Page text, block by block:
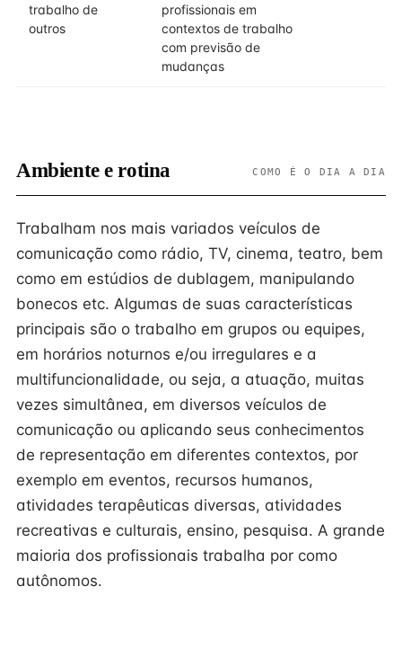
trabalho de
outros
profissionais em
contextos de trabalho
com previsão de
mudanças
Ambiente e rotina COMO É O DIA A DIA
Trabalham nos mais variados veículos de
comunicação como rádio, TV, cinema, teatro, bem
como em estúdios de dublagem, manipulando
bonecos etc. Algumas de suas características
principais são o trabalho em grupos ou equipes,
em horários noturnos e/ou irregulares e a
multifuncionalidade, ou seja, a atuação, muitas
vezes simultânea, em diversos veículos de
comunicação ou aplicando seus conhecimentos
de representação em diferentes contextos, por
exemplo em eventos, recursos humanos,
atividades terapêuticas diversas, atividades
recreativas e culturais, ensino, pesquisa. A grande
maioria dos profissionais trabalha por como
autônomos.